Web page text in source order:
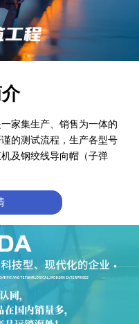
家集生产、销售为一体的
的测试流程，生产各型号
及钢绞线导向帽（子弹